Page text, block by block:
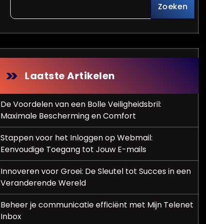
Zoeken
Laatste Artikelen
De Voordelen van een Bolle Veiligheidsbril:
Maximale Bescherming en Comfort
Stappen voor het Inloggen op Webmail:
Eenvoudige Toegang tot Jouw E-mails
Innoveren voor Groei: De Sleutel tot Succes in een
Veranderende Wereld
Beheer je communicatie efficiënt met Mijn Telenet
Inbox